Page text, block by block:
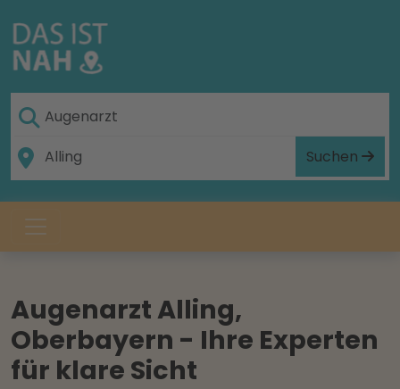
Suchen
Augenarzt Alling,
Oberbayern - Ihre Experten
für klare Sicht